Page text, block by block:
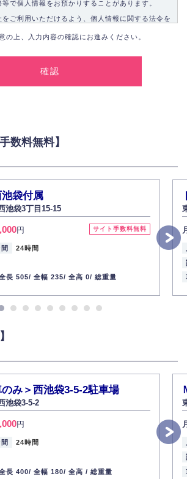
で個人情報をお預かりすることがあります。
ご利用いただけるよう、個人情報に関する法令を
料等の送付
報の外部への漏洩を防止し、その利用目的に応じて
ます。
供
由に基づく要請があった場合を除き、お客様の個人
第三者に提供いたしません。
正・削除
の個人情報開示の請求があった場合、すみやかに開
に誤りがあり、ご本人から訂正・追加・削除の請求
教育
報の取り扱いについての重要性を理解し、より適
育を実施してまいります。
2013年12月1日
幸男
の上、入力内容の確認にお進みください。
数料無料】
池袋付属
池袋3丁目15-15
サイト手数料無料
円
24時間
長 505/ 全幅 235/ 全高 0/ 総重量
のみ＞西池袋3-5-2駐車場
池袋3-5-2
円
24時間
長 400/ 全幅 180/ 全高 / 総重量